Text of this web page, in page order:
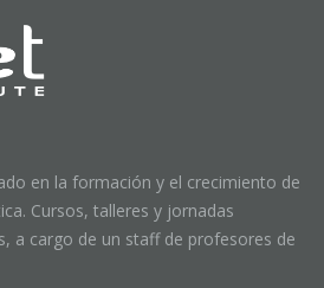
en la formación y el crecimiento de
Cursos, talleres y jornadas
a cargo de un staff de profesores de